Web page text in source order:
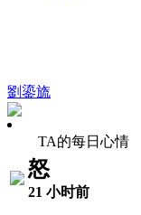
劉鎏旒
TA的每日心情
怒
21 小时前